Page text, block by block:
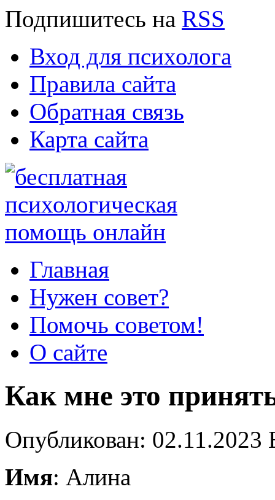
Подпишитесь на RSS
Вход для психолога
Правила сайта
Обратная связь
Карта сайта
Главная
Нужен совет?
Помочь советом!
О сайте
Как мне это
Опубликован: 02.11.2023
Имя: Алина